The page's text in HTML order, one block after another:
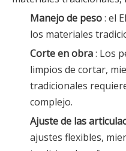
Manejo de peso: el
los materiales
Corte en obra: Los
limpios de cortar,
tradicionales
complejo.
Ajuste de las
ajustes flexibles,